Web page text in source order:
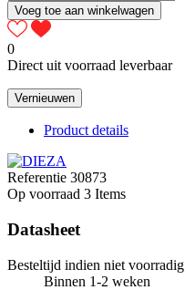
Voeg toe aan winkelwagen
0
Direct uit voorraad leverbaar
Product details
Referentie 30873
Op voorraad 3 Items
Datasheet
Besteltijd indien niet voorradig
Binnen 1-2 weken